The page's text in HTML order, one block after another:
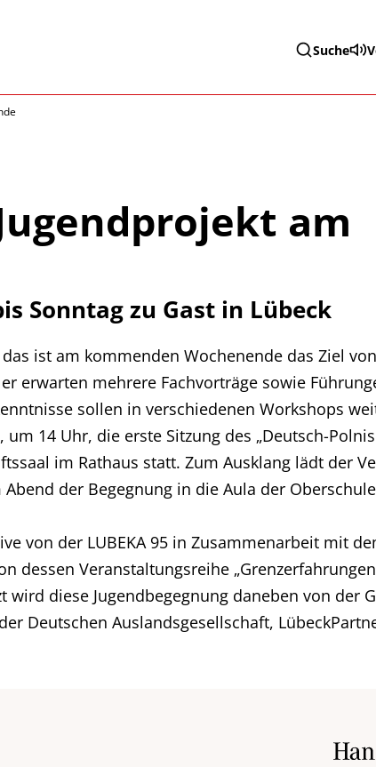
Suche
am
Sonntag zu Gast in Lübeck
ist am kommenden Wochenende das Ziel
erwarten mehrere Fachvorträge sowie
sollen in verschiedenen Workshops
14 Uhr, die erste Sitzung des „Deutsch-
im Rathaus statt. Zum Ausklang lädt der
der Begegnung in die Aula der
von der LUBEKA 95 in Zusammenarbeit mit
dessen Veranstaltungsreihe
diese Jugendbegegnung daneben von der
Deutschen Auslandsgesellschaft,